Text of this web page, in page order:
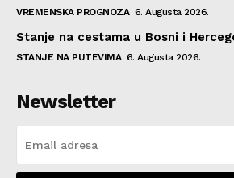
VREMENSKA PROGNOZA 6. Augusta 2026.
Stanje na cestama u Bosni i
STANJE NA PUTEVIMA 6. Augusta 2026.
Newsletter